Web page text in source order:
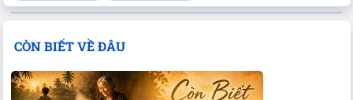
CÒN BIẾT VỀ ĐÂU